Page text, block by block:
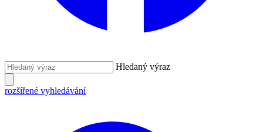
Hledaný výraz
rozšířené vyhledávání